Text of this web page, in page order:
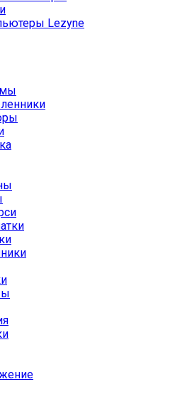
Lezyne